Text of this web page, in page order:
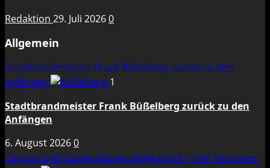
Redaktion 29. Juli 20260
Allgemein
Stadtbrandmeister Frank Büßelberg zurück zu den
Anfängen
1
Stadtbrandmeister Frank Büßelberg zurück zu den
Anfängen
6. August 20260
Carport und Gartenhäuser abgebrannt – Vier Personen